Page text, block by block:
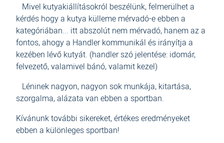
Mivel kutyakiállításokról beszélünk, felmerülhet a
kérdés hogy a kutya külleme mérvadó-e ebben a
kategóriában... itt abszolút nem mérvadó, hanem az a
fontos, ahogy a Handler kommunikál és irányítja a
kezében lévő kutyát. (handler szó jelentése: idomár,
felvezető, valamivel bánó, valamit kezel)
Léninek nagyon, nagyon sok munkája, kitartása,
szorgalma, alázata van ebben a sportban.
Kívánunk további sikereket, értékes eredményeket
ebben a különleges sportban!